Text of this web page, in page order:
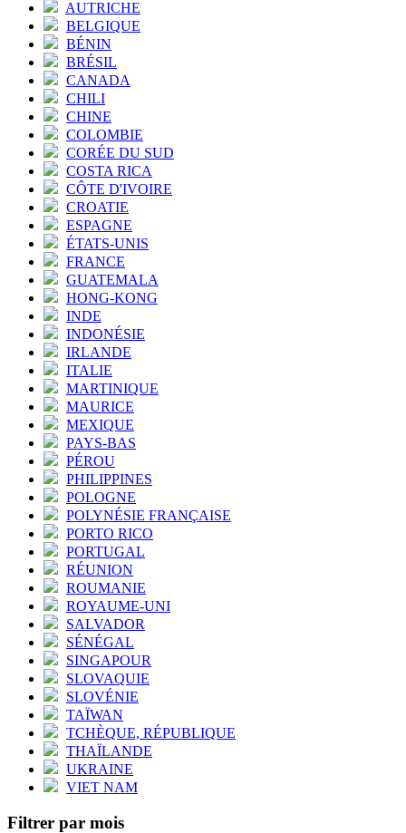
AUTRICHE
BELGIQUE
BÉNIN
BRÉSIL
CANADA
CHILI
CHINE
COLOMBIE
CORÉE DU SUD
COSTA RICA
CÔTE D'IVOIRE
CROATIE
ESPAGNE
ÉTATS-UNIS
FRANCE
GUATEMALA
HONG-KONG
INDE
INDONÉSIE
IRLANDE
ITALIE
MARTINIQUE
MAURICE
MEXIQUE
PAYS-BAS
PÉROU
PHILIPPINES
POLOGNE
POLYNÉSIE FRANÇAISE
PORTO RICO
PORTUGAL
RÉUNION
ROUMANIE
ROYAUME-UNI
SALVADOR
SÉNÉGAL
SINGAPOUR
SLOVAQUIE
SLOVÉNIE
TAÏWAN
TCHÈQUE, RÉPUBLIQUE
THAÏLANDE
UKRAINE
VIET NAM
Filtrer par mois